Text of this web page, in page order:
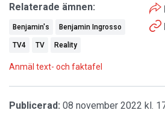
Relaterade ämnen:
Benjamin's Benjamin Ingrosso
TV4 TV Reality
Anmäl text- och faktafel
Publicerad: 08 november 2022 kl.